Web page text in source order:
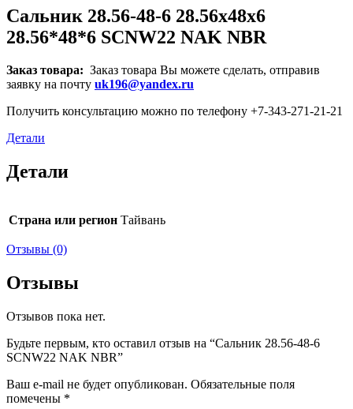
Сальник 28.56-48-6 28.56x48x6
28.56*48*6 SCNW22 NAK NBR
Заказ товара: Заказ товара Вы можете сделать, отправив
заявку на почту uk196@yandex.ru
Получить консультацию можно по телефону +7-343-271-21-21
Детали
Детали
Страна или регион Тайвань
Отзывы (0)
Отзывы
Отзывов пока нет.
Будьте первым, кто оставил отзыв на “Сальник 28.56-48-6
SCNW22 NAK NBR”
Ваш e-mail не будет опубликован. Обязательные поля
помечены *